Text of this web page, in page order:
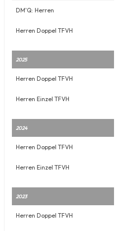
DM'Q: Herren
Herren Doppel TFVH
2025
Herren Doppel TFVH
Herren Einzel TFVH
2024
Herren Doppel TFVH
Herren Einzel TFVH
2023
Herren Doppel TFVH